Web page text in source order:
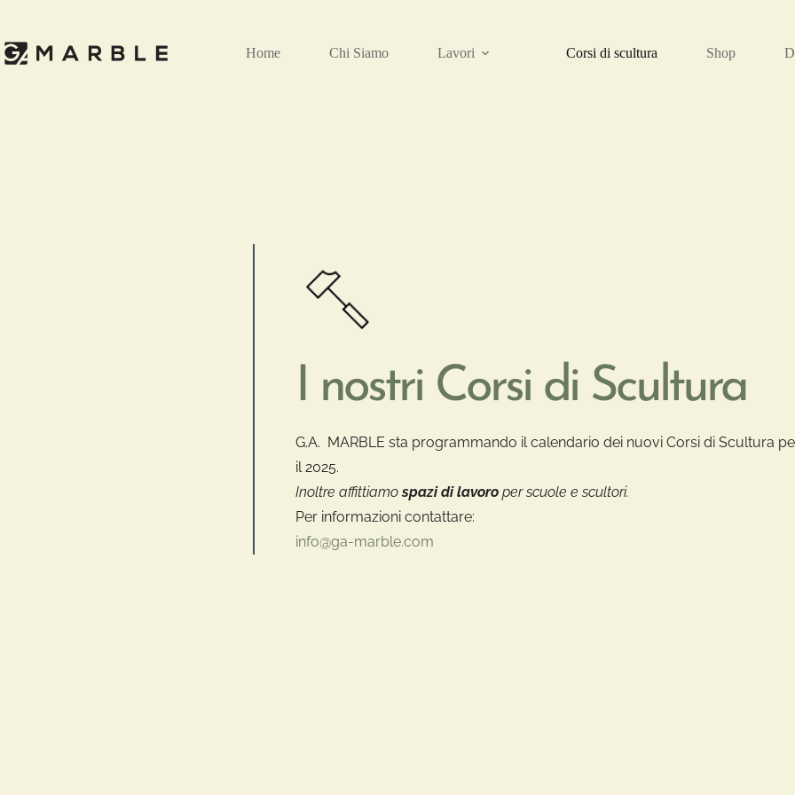
Home Chi Siamo Lavori Corsi di scultura Shop
I nostri Corsi di Scultura
G.A. MARBLE sta programmando il calendario dei nuovi Corsi di Scultura
il 2025.
Inoltre affittiamospazi di lavoro per scuole e scultori.
Per informazioni contattare:
info@ga-marble.com